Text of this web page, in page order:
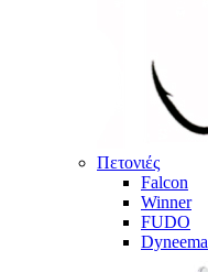
Πετονιές
Falcon
Winner
FUDO
Dyneema